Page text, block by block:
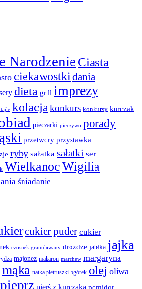
Narodzenie Ciasta
ciekawostki dania
dieta grill imprezy
kolacja konkurs konkursy kurczak
pieczarki pieczywo porady
przetwory przystawka
ryby sałatka sałatki ser
WielkanocWigilia
śniadanie
cukier puder cukier
czosnek granulowany drożdże jabłka jajka
majonez makaron marchew margaryna
mąka natka pietruszki ogórek olej oliwa
pieprz pierś z kurczaka pomidor